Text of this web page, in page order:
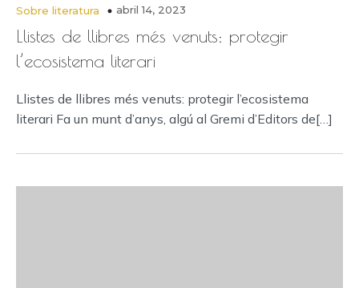
Sobre literatura abril 14, 2023
Llistes de llibres més venuts: protegir
l’ecosistema literari
Llistes de llibres més venuts: protegir l’ecosistema
literari Fa un munt d’anys, algú al Gremi d’Editors de[…]